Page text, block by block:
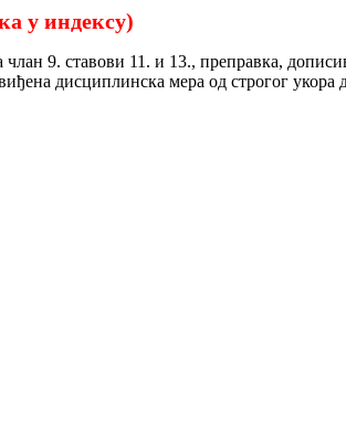
у индексу)
9. ставови 11. и 13., преправка,
дисциплинска мера од строгог